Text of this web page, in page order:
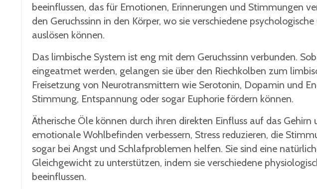
beeinflussen, das für Emotionen, Erinnerungen und Stimmungen
den Geruchssinn in den Körper, wo sie verschiedene
auslösen können.
Das limbische System ist eng mit dem Geruchssinn verbunden.
eingeatmet werden, gelangen sie über den Riechkolben zum
Freisetzung von Neurotransmittern wie Serotonin, Dopamin und
Stimmung, Entspannung oder sogar Euphorie fördern können.
Ätherische Öle können durch ihren direkten Einfluss auf das
emotionale Wohlbefinden verbessern, Stress reduzieren, die
sogar bei Angst und Schlafproblemen helfen. Sie sind eine
Gleichgewicht zu unterstützen, indem sie verschiedene
beeinflussen.